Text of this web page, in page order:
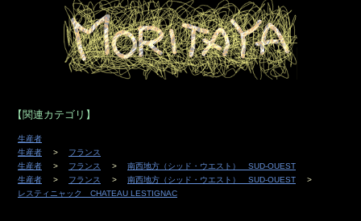
【関連カテゴリ】
生産者
生産者
フランス
生産者
フランス
南西地方（シッド・ウエスト） SUD-OUEST
生産者
フランス
南西地方（シッド・ウエスト） SUD-OUEST
レスティニャック CHATEAU LESTIGNAC